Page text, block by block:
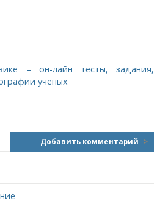
– он-лайн тесты, задания,
ученых
Добавить комментарий >